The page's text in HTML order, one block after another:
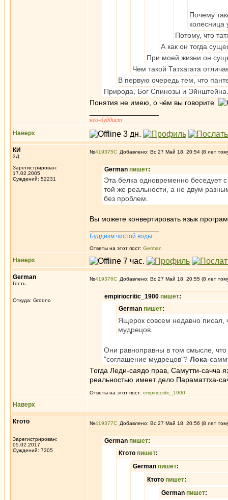
Почему
колесница
Потому, что
А как он тогда
При моей жизни он
Чем такой Татхагата
В первую очередь тем, что
Природа, Бог Спинозы и Эйнштейна.
Понятия не имею, о чём вы говорите
нео-буддист
Наверх
КИ
3Д
Зарегистрирован:
17.02.2005
Суждений: 52231
№419375 Добавлено: Вс 27 Май 18, 20:54 (8 лет
German пишет:
Эта белка одновременно беседует
той же реальности, а не двум
без проблем.
Вы можете конвертировать язык
Буддизм чистой воды
Ответы на этот пост: German
Наверх
German
Гость
Откуда: Grodno
№419376 Добавлено: Вс 27 Май 18, 20:55 (8 лет
empiriocritic_1900 пишет:
German пишет:
Ящерок совсем недавно писал,
мудрецов.
Они равноправны в том смысле,
"соглашение мудрецов"? Лока-
Тогда Леди-саядо прав, Самутти-сачча
реальностью имеет дело Параматтха-
Ответы на этот пост: empiriocritic_1900
Наверх
Ктото
Зарегистрирован:
05.02.2017
Суждений: 7305
№419377 Добавлено: Вс 27 Май 18, 20:56 (8 лет
German пишет:
Ктото пишет:
German пишет:
Ктото пишет:
German пишет: